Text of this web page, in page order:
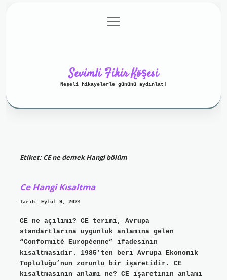
Gizlilik Politikası
menüyü
aç
Sevimli Fikir Köşesi
Neşeli hikayelerle gününü aydınlat!
Etiket:CE ne demek Hangi bölüm
Ce Hangi Kısaltma
Tarih: Eylül 9, 2024
CE ne açılımı? CE terimi, Avrupa
standartlarına uygunluk anlamına gelen
“Conformité Européenne” ifadesinin
kısaltmasıdır. 1985’ten beri Avrupa Ekonomik
Topluluğu’nun zorunlu bir işaretidir. CE
kısaltmasının anlamı ne? CE işaretinin anlamı